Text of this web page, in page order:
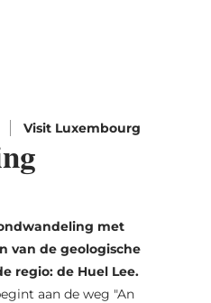
Visit Luxembourg
met
van de geologische
regio: de Huel Lee.
aan de weg "An